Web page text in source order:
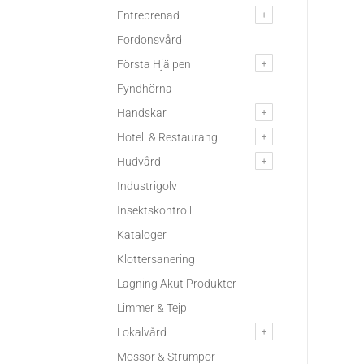
Entreprenad
Fordonsvård
Första Hjälpen
Fyndhörna
Handskar
Hotell & Restaurang
Hudvård
Industrigolv
Insektskontroll
Kataloger
Klottersanering
Lagning Akut Produkter
Limmer & Tejp
Lokalvård
Mössor & Strumpor